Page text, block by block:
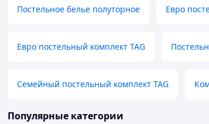
Постельное белье полуторное Евро
Евро постельный комплект TAG
Семейный постельный комплект TAG
Популярные категории